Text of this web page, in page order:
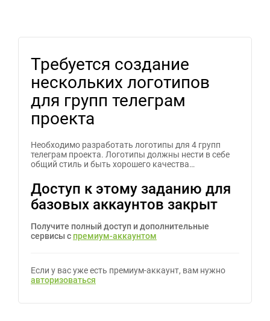
Требуется создание
нескольких логотипов
для групп телеграм
проекта
Необходимо разработать логотипы для 4 групп
телеграм проекта. Логотипы должны нести в себе
общий стиль и быть хорошего качества…
Доступ к этому заданию для
базовых аккаунтов закрыт
Получите полный доступ и дополнительные
сервисы с премиум-аккаунтом
Если у вас уже есть премиум-аккаунт, вам нужно
авторизоваться